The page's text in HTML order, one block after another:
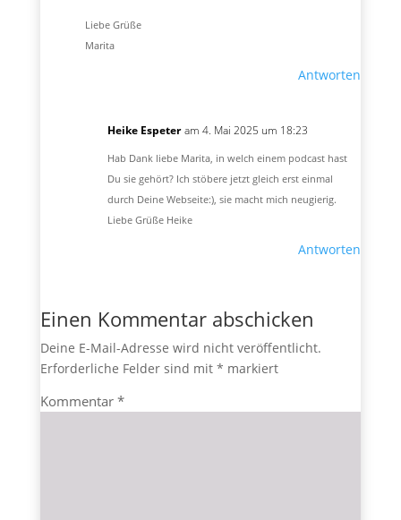
Liebe Grüße
Marita
Antworten
Heike Espeter am 4. Mai 2025 um 18:23
Hab Dank liebe Marita, in welch einem podcast hast
Du sie gehört? Ich stöbere jetzt gleich erst einmal
durch Deine Webseite:), sie macht mich neugierig.
Liebe Grüße Heike
Antworten
Einen Kommentar abschicken
Deine E-Mail-Adresse wird nicht veröffentlicht.
Erforderliche Felder sind mit * markiert
Kommentar *